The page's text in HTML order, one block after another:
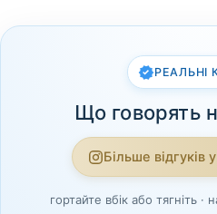
РЕАЛЬНІ
Що говорять
Більше відгуків
гортайте вбік або тягніть ·